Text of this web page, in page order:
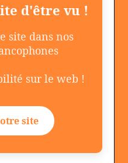
d'être vu !
site dans nos
sur le web !
site